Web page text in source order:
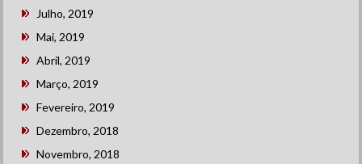
Julho, 2019
Mai, 2019
Abril, 2019
Março, 2019
Fevereiro, 2019
Dezembro, 2018
Novembro, 2018